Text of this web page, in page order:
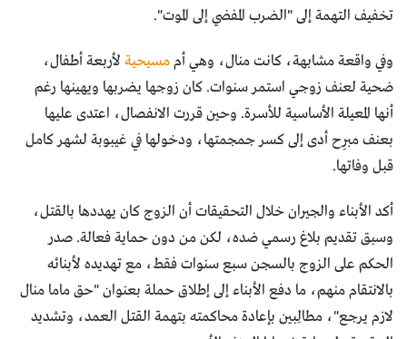
تخفيف التهمة إلى "الضرب المفضي إلى الموت".
وفي واقعة مشابهة، كانت منال، وهي أممسيحية لأربعة أطفال،
ضحية لعنف زوجي استمر سنوات. كان زوجها يضربها ويهينها رغم
أنها المعيلة الأساسية للأسرة. وحين قررت الانفصال، اعتدى عليها
بعنف مبرِح أدى إلى كسر جمجمتها، ودخولها في غيبوبة لشهر كامل
قبل وفاتها.
أكد الأبناء والجيران خلال التحقيقات أن الزوج كان يهددها بالقتل،
وسبق تقديم بلاغ رسمي ضده، لكن من دون حماية فعالة. صدر
الحكم على الزوج بالسجن سبع سنوات فقط، مع تهديده لأبنائه
بالانتقام منهم، ما دفع الأبناء إلى إطلاق حملة بعنوان "حق ماما منال
لازم يرجع"، مطالِبين بإعادة محاكمته بتهمة القتل العمد، وتشديد